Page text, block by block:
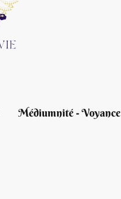
Médiumnité - Voyance